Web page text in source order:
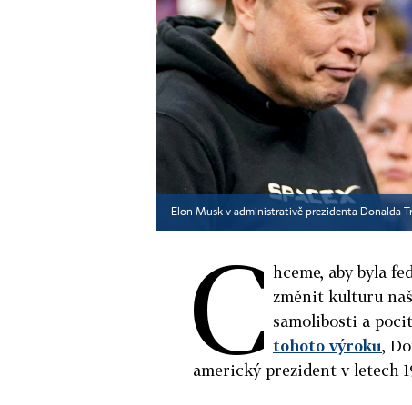
Elon Musk v administrativě prezidenta Donalda
C hceme, aby byla
změnit kulturu
samolibosti a
tohoto výroku,
americký prezident v letech